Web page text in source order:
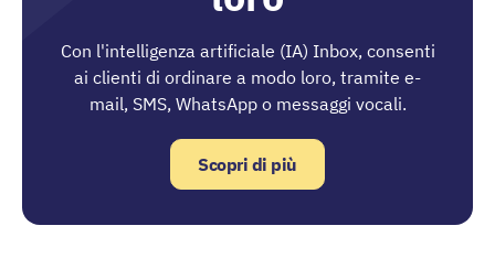
Con l'intelligenza artificiale (IA) Inbox, consenti
ai clienti di ordinare a modo loro, tramite e-
mail, SMS, WhatsApp o messaggi vocali.
Scopri di più